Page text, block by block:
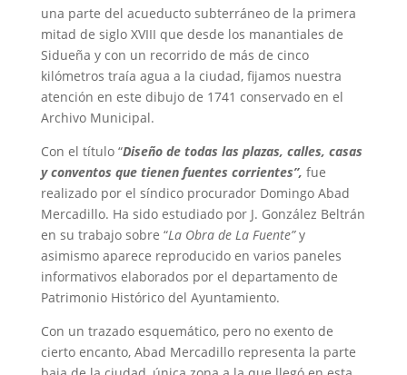
una parte del acueducto subterráneo de la primera
mitad de siglo XVIII que desde los manantiales de
Sidueña y con un recorrido de más de cinco
kilómetros traía agua a la ciudad, fijamos nuestra
atención en este dibujo de 1741 conservado en el
Archivo Municipal.
Con el título “Diseño de todas las plazas, calles, casas
y conventos que tienen fuentes corrientes”, fue
realizado por el síndico procurador Domingo Abad
Mercadillo. Ha sido estudiado por J. González Beltrán
en su trabajo sobre “La Obra de La Fuente”y
asimismo aparece reproducido en varios paneles
informativos elaborados por el departamento de
Patrimonio Histórico del Ayuntamiento.
Con un trazado esquemático, pero no exento de
cierto encanto, Abad Mercadillo representa la parte